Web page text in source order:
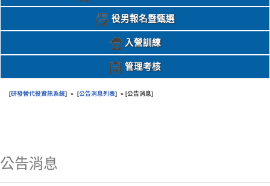
役男報名暨甄選
入營訓練
管理考核
[研發替代役資訊系統] » [公告消息列表] » [公告消息]
公告消息